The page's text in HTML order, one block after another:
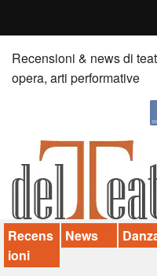
Home
Recensioni
News
Palazzi consiglia
Video
Chi siamo
Recensioni & news di
opera, arti performative
Recens
ioni
News